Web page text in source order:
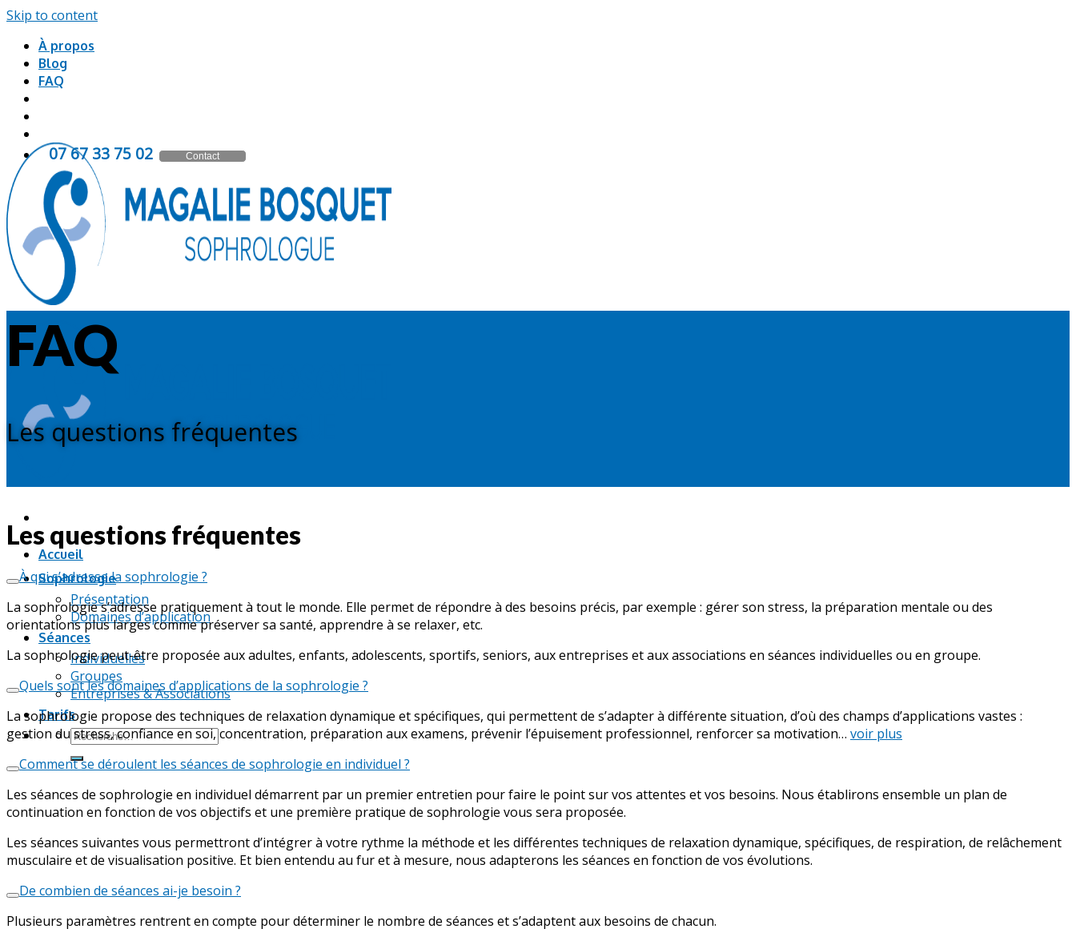
Skip to content
À propos
Blog
FAQ
20 57 33 76 70 Contact
Accueil
Sophrologie
Présentation
Domaines d’application
Séances
Individuelles
Groupes
Entreprises & Associations
Tarifs
FAQ
Les questions fréquentes
Les questions fréquentes
À qui s’adresse la sophrologie ?
La sophrologie s’adresse pratiquement à tout le monde. Elle permet de répondre à des besoins précis, par exemple : gérer son stress, la préparation mentale ou des
orientations plus larges comme préserver sa santé, apprendre à se relaxer, etc.
La sophrologie peut-être proposée aux adultes, enfants, adolescents, sportifs, seniors, aux entreprises et aux associations en séances individuelles ou en groupe.
Quels sont les domaines d’applications de la sophrologie ?
La sophrologie propose des techniques de relaxation dynamique et spécifiques, qui permettent de s’adapter à différente situation, d’où des champs d’applications vastes :
gestion du stress, confiance en soi, concentration, préparation aux examens, prévenir l’épuisement professionnel, renforcer sa motivation… voir plus
Comment se déroulent les séances de sophrologie en individuel ?
Les séances de sophrologie en individuel démarrent par un premier entretien pour faire le point sur vos attentes et vos besoins. Nous établirons ensemble un plan de
continuation en fonction de vos objectifs et une première pratique de sophrologie vous sera proposée.
Les séances suivantes vous permettront d’intégrer à votre rythme la méthode et les différentes techniques de relaxation dynamique, spécifiques, de respiration, de relâchement
musculaire et de visualisation positive. Et bien entendu au fur et à mesure, nous adapterons les séances en fonction de vos évolutions.
De combien de séances ai-je besoin ?
Plusieurs paramètres rentrent en compte pour déterminer le nombre de séances et s’adaptent aux besoins de chacun.